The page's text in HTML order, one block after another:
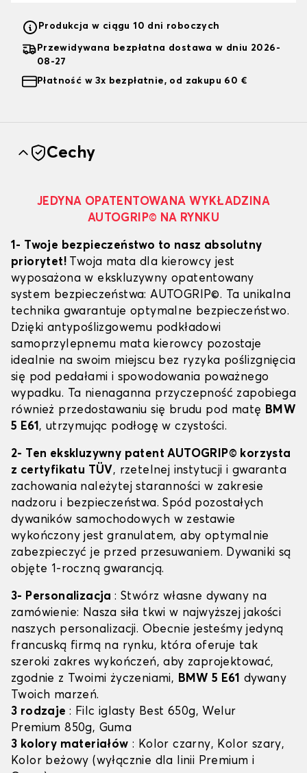
Produkcja w ciągu 10 dni roboczych
Przewidywana bezpłatna dostawa w dniu 2026-
08-27
Płatność w 3x bezpłatnie, od zakupu 60 €
Cechy
JEDYNA OPATENTOWANA WYKŁADZINA
AUTOGRIP© NA RYNKU
1- Twoje bezpieczeństwo to nasz absolutny
priorytet! Twoja mata dla kierowcy jest
wyposażona w ekskluzywny opatentowany
system bezpieczeństwa: AUTOGRIP©. Ta unikalna
technika gwarantuje optymalne bezpieczeństwo.
Dzięki antypoślizgowemu podkładowi
samoprzylepnemu mata kierowcy pozostaje
idealnie na swoim miejscu bez ryzyka poślizgnięcia
się pod pedałami i spowodowania poważnego
wypadku. Ta nienaganna przyczepność zapobiega
również przedostawaniu się brudu pod matę BMW
5 E61, utrzymując podłogę w czystości.
2- Ten ekskluzywny patent AUTOGRIP© korzysta
z certyfikatu TÜV, rzetelnej instytucji i gwaranta
zachowania należytej staranności w zakresie
nadzoru i bezpieczeństwa. Spód pozostałych
dywaników samochodowych w zestawie
wykończony jest granulatem, aby optymalnie
zabezpieczyć je przed przesuwaniem. Dywaniki są
objęte 1-roczną gwarancją.
3- Personalizacja: Stwórz własne dywany na
zamówienie: Nasza siła tkwi w najwyższej jakości
naszych personalizacji. Obecnie jesteśmy jedyną
francuską firmą na rynku, która oferuje tak
szeroki zakres wykończeń, aby zaprojektować,
zgodnie z Twoimi życzeniami, BMW 5 E61 dywany
Twoich marzeń.
3 rodzaje : Filc iglasty Best 650g, Welur
Premium 850g, Guma
3 kolory materiałów : Kolor czarny, Kolor szary,
Kolor beżowy (wyłącznie dla linii Premium i